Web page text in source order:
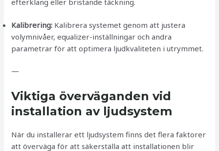
efterklang eller bristande täckning.
Kalibrering: Kalibrera systemet genom att justera
volymnivåer, equalizer-inställningar och andra
parametrar för att optimera ljudkvaliteten i utrymmet.
—
Viktiga överväganden vid
installation av ljudsystem
När du installerar ett ljudsystem finns det flera faktorer
att överväga för att säkerställa att installationen blir